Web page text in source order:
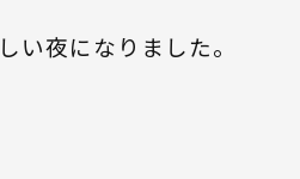
い夜になりました。